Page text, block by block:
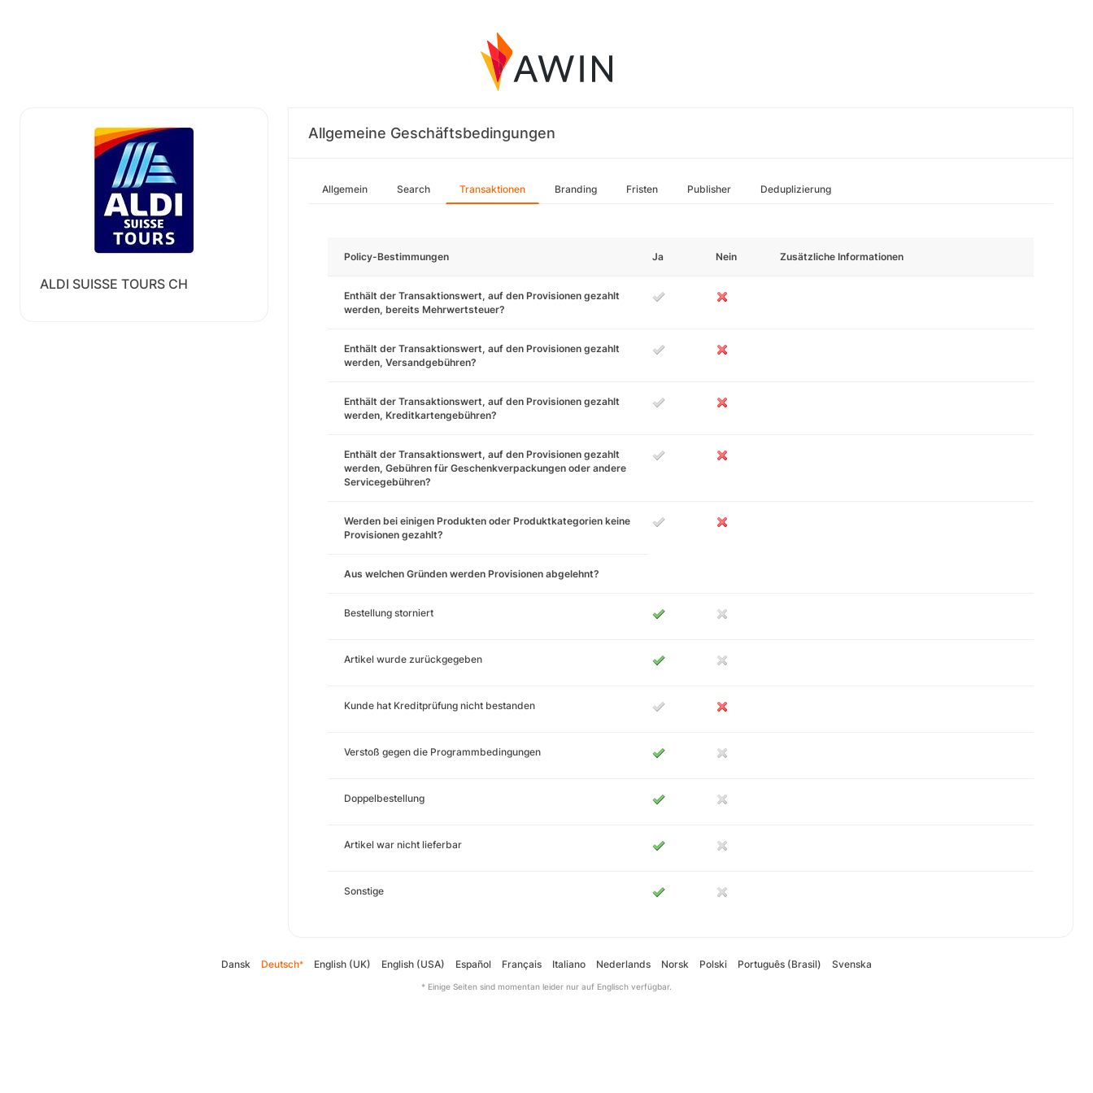
ALDI SUISSE TOURS CH
Allgemeine Geschäftsbedingungen
Allgemein Search Transaktionen Branding Fristen Publisher Deduplizierung
Policy-Bestimmungen Ja Nein Zusätzliche Informationen
Enthält der Transaktionswert, auf den Provisionen gezahlt
werden, bereits Mehrwertsteuer?
Enthält der Transaktionswert, auf den Provisionen gezahlt
werden, Versandgebühren?
Enthält der Transaktionswert, auf den Provisionen gezahlt
werden, Kreditkartengebühren?
Enthält der Transaktionswert, auf den Provisionen gezahlt
werden, Gebühren für Geschenkverpackungen oder andere
Servicegebühren?
Werden bei einigen Produkten oder Produktkategorien keine
Provisionen gezahlt?
Aus welchen Gründen werden Provisionen abgelehnt?
Bestellung storniert
Artikel wurde zurückgegeben
Kunde hat Kreditprüfung nicht bestanden
Verstoß gegen die Programmbedingungen
Doppelbestellung
Artikel war nicht lieferbar
Sonstige
Dansk Deutsch* English (UK) English (USA) Español Français Italiano Nederlands Norsk Polski Português (Brasil) Svenska
* Einige Seiten sind momentan leider nur auf Englisch verfügbar.